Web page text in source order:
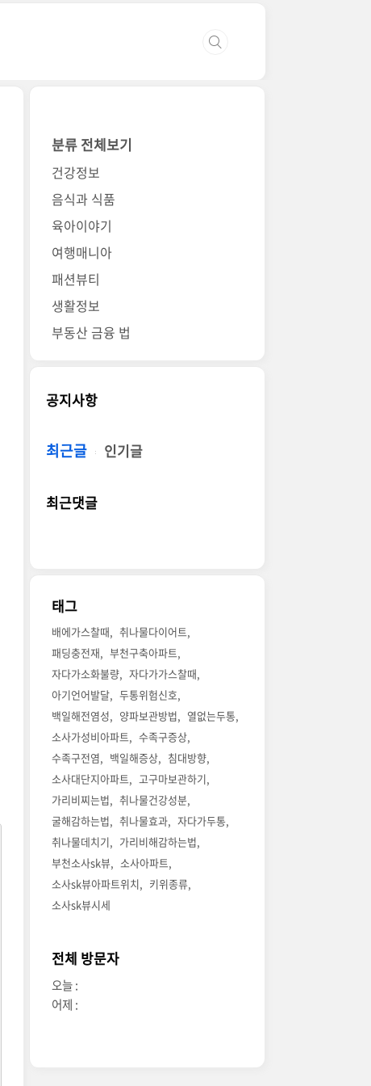
분류 전체보기
건강정보
음식과 식품
육아이야기
여행매니아
패션뷰티
생활정보
부동산 금융 법
공지사항
최근글 인기글
최근댓글
태그
배에가스찰때
취나물다이어트
패딩충전재
부천구축아파트
자다가소화불량
자다가가스찰때
아기언어발달
두통위험신호
백일해전염성
양파보관방법
열없는두통
소사가성비아파트
수족구증상
수족구전염
백일해증상
침대방향
소사대단지아파트
고구마보관하기
가리비찌는법
취나물건강성분
굴해감하는법
취나물효과
자다가두통
취나물데치기
가리비해감하는법
부천소사sk뷰
소사아파트
소사sk뷰아파트위치
키위종류
소사sk뷰시세
전체 방문자
오늘 :
어제 :